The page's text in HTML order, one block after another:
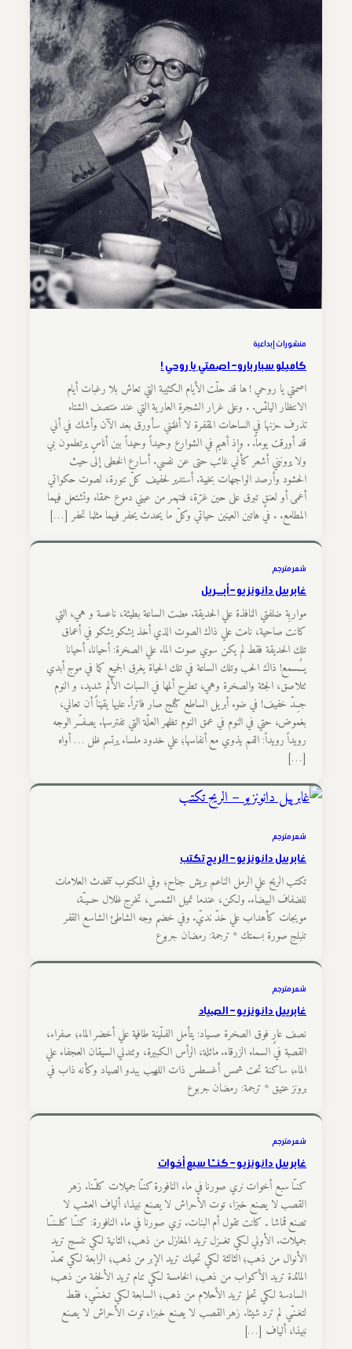
منشورات إبداعية
كاميلو سباربارو – اصمتي يا روحي !
اصمتي يا روحي ! ها قد حلّت الأيام الكئيبة التي تعاش بلا رغبات أيام
الانتظار اليائس. . وعلى غرار الشجرة العارية التي عند منتصف الشتاء
تذرف حزنها في الساحات المقفرة لا أظنني سأورق بعد الآن وأشك في أني
قد أورقت يوماً. . وإذ أهيم في الشوارع وحيداً وحيداً بين أناسٍ يرتطمون بي
ولا يرونني أشعر كأني غائب حتى عن نفسي. أسارع الخطى إلى حيث
الحشود وأرصد الواجهات بخيبة. أستدير لحفيف كلّ تنورة، لصوت حكواتي
أعمى أو لعنقٍ تبرق على حين غرّة، فتنهمر من عيني دموع حمقاء وتشتعل فيهما
المطامع. . في هاتين العينين حياتي وكلّ ما يحدث يحفر فيهما مثلما تحفر […]
شعر مترجم
غابرييل دانونزيو – أبـــريل
مواربِة ضلفتي النافذة علي الحديقة. مضت الساعة بطيئة، ناعسة و هي، التي
كانت صاحية، نامت علي ذاك الصوت الذي أخذ يشكو يشكو في أعماق
تلك الحديقة فقط لم يكن سوي صوت الماء علي الصخرة: أحيانا، أحيانا
يـُــسمع! ذاك الحب وتلك الساعة في تلك الحياة يغرق الجميع كما في موج أبدي
تتلاصق، الجثة والصخرة وهي، تطرح ألمها في السبات الألم شديد، و النوم
جـِـدّ خفيف! في ضوء أبريل الساطع كثلج صار فاتراً. عليها يقيناً أن تعاني،
بغموض، حتي في النوم في عمق النوم تظهر العلّة التي تفترسها. يصفـّـر الوجه
رويداً رويداً: الفم يذوي مع أنفاسها؛ علي خدود ملساء يرتسم ظل … أواه
[…]
شعر مترجم
غابرييل دانونزيو – الريح تكتب
تكتب الريح علي الرمل الناعم بريش جناح؛ وفي المكتوب تتحدث العلامات
للضفاف البيضاء. ولكن، عندما تميل الشمس، تخرج ظلال حــيـّة،
مويجات كأهداب علي خدّ نديّ. وفي خضم وجه الشاطئ الشاسع القفر
تنبلج صورة بسمتك * ترجمة: رمضان جربوع
شعر مترجم
غابرييل دانونزيو – الصياد
نصف عارٍ فوق الصخرة صــياد: يتأمل الفـلّينة طافية علي أخضر الماء؛ صفراء،
القصبة في السماء الزرقاء. مائلة، الرأس الكبيرة، وتتدلي السيقان العجفاء علي
الماء؛ ساكنة تحت شمس أغسطس ذات اللهيب يبدو الصياد وكأنه ذاب في
برونز عتيق * ترجمة: رمضان جربوع
شعر مترجم
غابرييل دانونزيو – كنــّـا سبع أخوات
كنـّا سبع أخوات نري صورنا في ماء النافورة كنـّا جميلات كلـّـنا. زهر
القصب لا يصنع خبزا، توت الأحراش لا يصنع نبيذا، ألياف العشب لا
تصنع قماشا ـ كانت تقول أم البنات. نري صورنا في ماء النافورة: كنـّـا كلــنــّا
جميلات. الأولي لكي تغــزل تريد المغازل من ذهب؛ الثانية لكي تنسج تريد
الأنوال من ذهب؛ الثالثة لكي تحيك تريد الإبر من ذهب؛ الرابعة لكي تعـدّ
المائدة تريد الأكواب من ذهب؛ الخامسة لكي تنام تريد الألحفة من ذهب؛
السادسة لكي تحلم تريد الأحلام من ذهب؛ السابعة لكي تـغـنـّـي، فقط
لتغـنـّي لم ترد شيئا. زهر القصب لا يصنع خبزا، توت الأحراش لا يصنع
نبيذا، ألياف […]